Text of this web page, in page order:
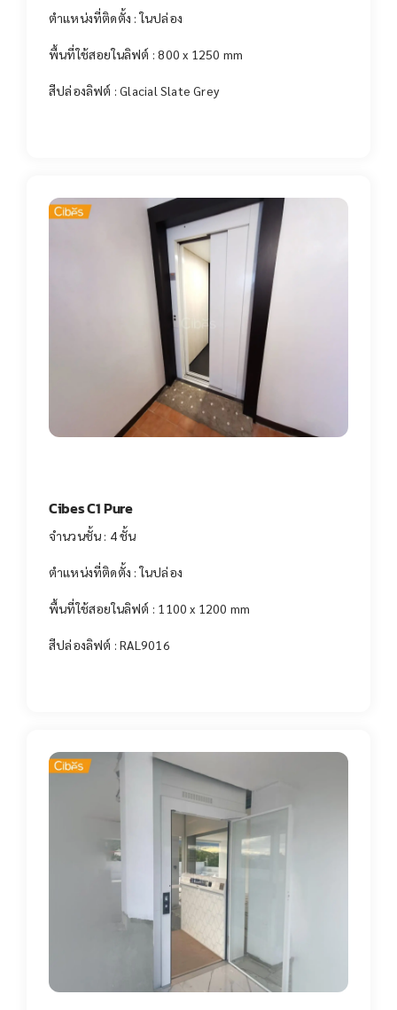
ตำแหน่งที่ติดตั้ง : ในปล่อง
พื้นที่ใช้สอยในลิฟต์ : 800 x 1250 mm
สีปล่องลิฟต์ : Glacial Slate Grey
Cibes C1 Pure
จำนวนชั้น : 4 ชั้น
ตำแหน่งที่ติดตั้ง : ในปล่อง
พื้นที่ใช้สอยในลิฟต์ : 1100 x 1200 mm
สีปล่องลิฟต์ : RAL9016